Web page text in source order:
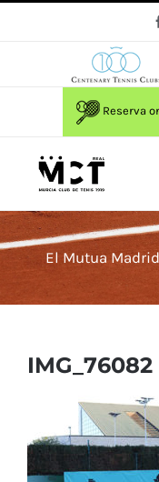
Reserva
El Mutua
IMG_76082